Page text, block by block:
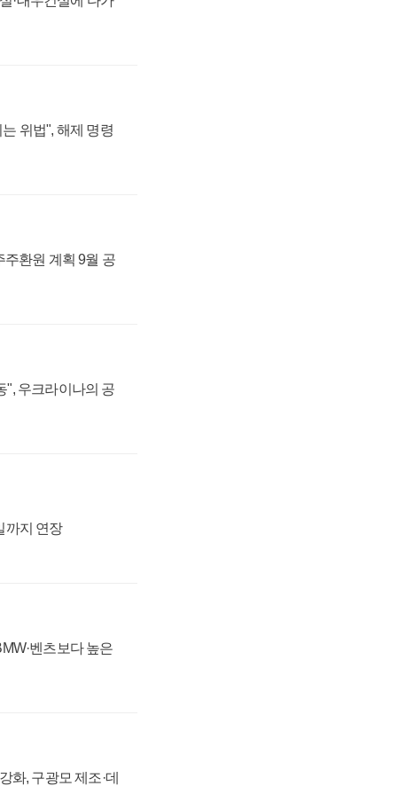
위법", 해제 명령
주환원 계획 9월 공
", 우크라이나의 공
까지 연장
벤츠보다 높은
화, 구광모 제조·데